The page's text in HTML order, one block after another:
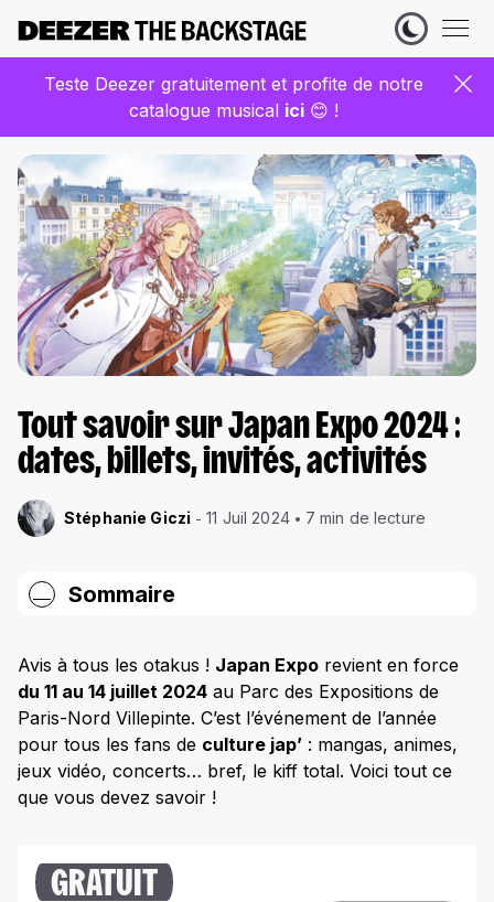
Teste Deezer gratuitement et profite de notre
catalogue musical ici 😊 !
Tout savoir sur Japan Expo 2024 :
dates, billets, invités, activités
Stéphanie Giczi 11 Juil 2024 7 min de lecture
Sommaire
2024
Où ça se passe ?
Billets et tarifs
Types de billets
Activités et événements à ne pas rater
Avis à tous les otakus ! Japan Expo revient en force
du 11 au 14 juillet 2024 au Parc des Expositions de
Paris-Nord Villepinte. C’est l’événement de l’année
pour tous les fans de culture jap’ : mangas, animes,
jeux vidéo, concerts… bref, le kiff total. Voici tout ce
que vous devez savoir !
GRATUIT